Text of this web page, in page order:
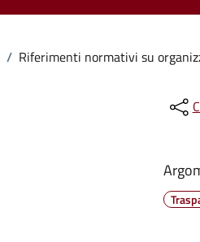
/ Riferimenti normativi su